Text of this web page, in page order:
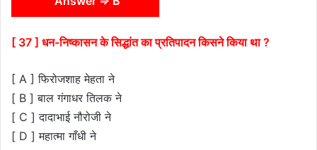
[ 37 ] धन-निष्कासन के सिद्धांत का प्रतिपादन किसने किया था ?
[ A ] फिरोजशाह मेहता ने
[ B ] बाल गंगाधर तिलक ने
[ C ] दादाभाई नौरोजी ने
[ D ] महात्मा गाँधी ने